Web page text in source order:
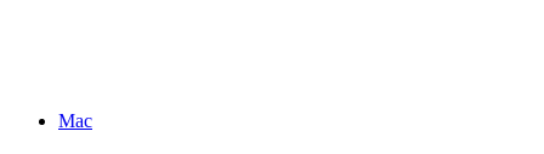
Mac